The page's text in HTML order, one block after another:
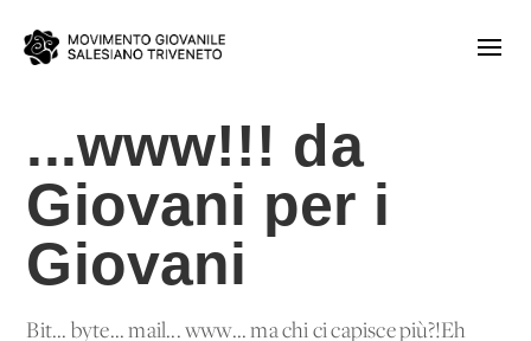
...www!!! da
Giovani per i
Giovani
Bit... byte... mail... www... ma chi ci capisce più?!Eh